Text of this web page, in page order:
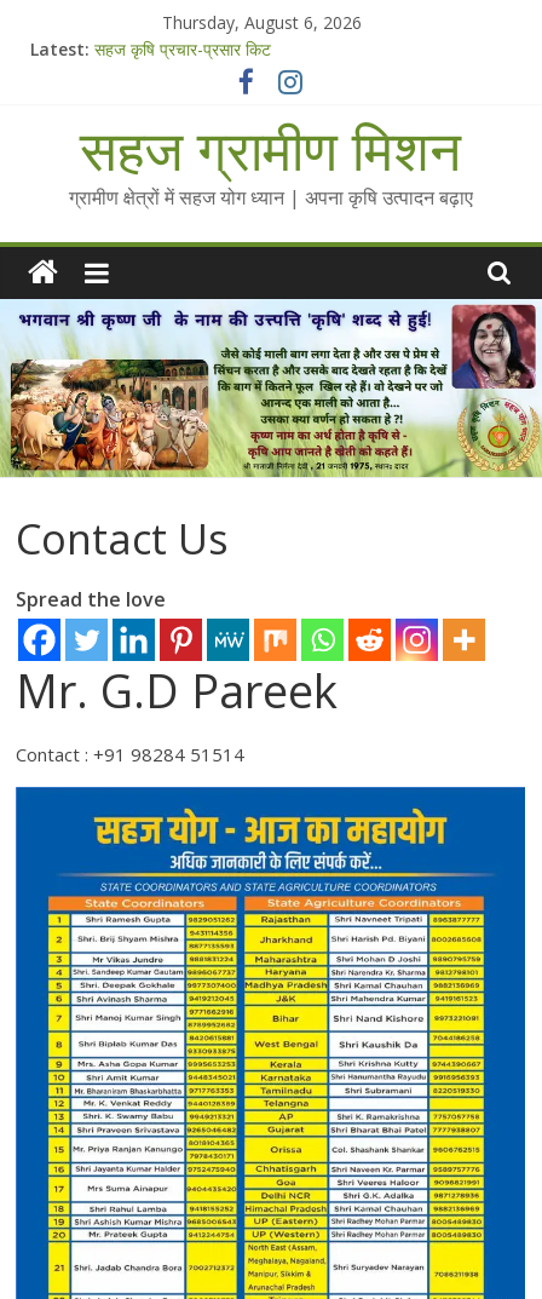
Thursday, August 6, 2026
Latest: सहज कृषि प्रचार-प्रसार किट
Standee Designs @ 2025 for Sahaj Krishi Promotions
Chalo Gaon Ki Or Abhiyaan - 2025-26
Collected Talks on Vibrated Water
सहज ग्रामीण मिशन
ग्रामीण क्षेत्रों में सहज योग ध्यान | अपना कृषि उत्पादन बढ़ाए
Contact Us
Spread the love
Mr. G.D Pareek
Contact : +91 98284 51514